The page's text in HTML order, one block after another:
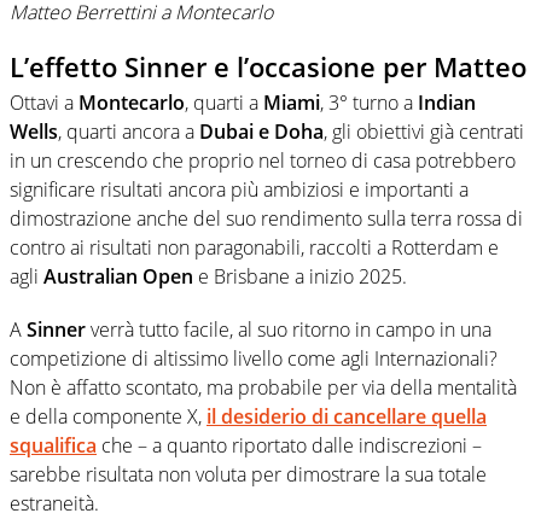
Matteo Berrettini a Montecarlo
L’effetto Sinner e l’occasione per Matteo
Ottavi a Montecarlo, quarti a Miami, 3° turno a Indian
Wells, quarti ancora a Dubai e Doha, gli obiettivi già centrati
in un crescendo che proprio nel torneo di casa potrebbero
significare risultati ancora più ambiziosi e importanti a
dimostrazione anche del suo rendimento sulla terra rossa di
contro ai risultati non paragonabili, raccolti a Rotterdam e
agli Australian Open e Brisbane a inizio 2025.
ASinnerverrà tutto facile, al suo ritorno in campo in una
competizione di altissimo livello come agli Internazionali?
Non è affatto scontato, ma probabile per via della mentalità
e della componente X, il desiderio di cancellare quella
squalifica che – a quanto riportato dalle indiscrezioni –
sarebbe risultata non voluta per dimostrare la sua totale
estraneità.